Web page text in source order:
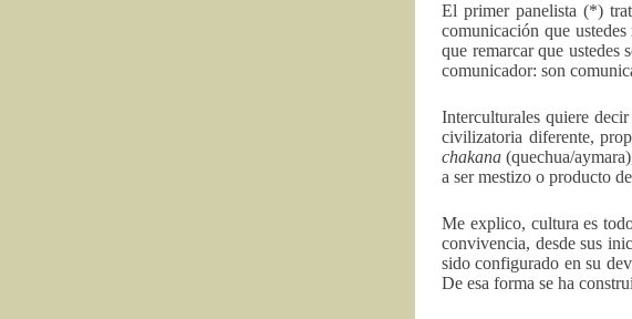
El primer panelista (*)
comunicación que
que remarcar que ustedes
comunicador: son
Interculturales quiere
civilizatoria diferente,
chakana(quechua/
a ser mestizo o producto
Me explico, cultura es
convivencia, desde sus
sido configurado en su
De esa forma se ha